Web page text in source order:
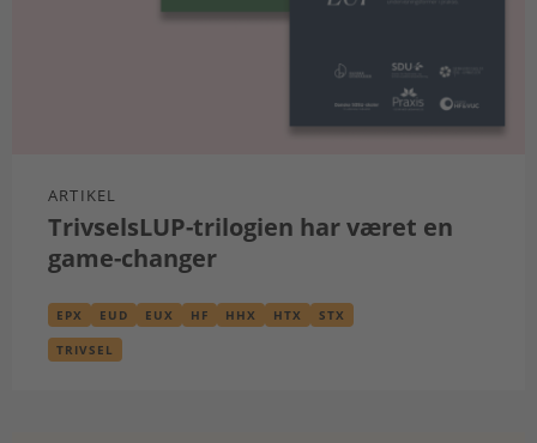
ARTIKEL
TrivselsLUP-trilogien har været en
game-changer
EPX EUD EUX HF HHX HTX STX
TRIVSEL